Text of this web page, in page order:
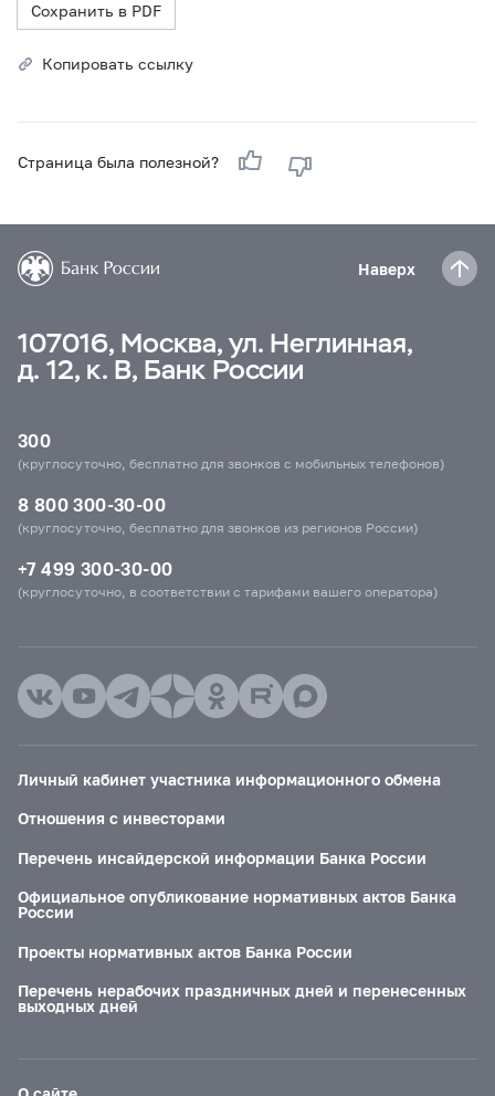
Сохранить в PDF
Копировать ссылку
Страница была полезной?
Наверх
107016, Москва, ул. Неглинная,
д. 12, к. В, Банк России
300
(круглосуточно, бесплатно для звонков с мобильных телефонов)
8 800 300-30-00
(круглосуточно, бесплатно для звонков из регионов России)
+7 499 300-30-00
(круглосуточно, в соответствии с тарифами вашего оператора)
Личный кабинет участника информационного обмена
Отношения с инвесторами
Перечень инсайдерской информации Банка России
Официальное опубликование нормативных актов Банка
России
Проекты нормативных актов Банка России
Перечень нерабочих праздничных дней и перенесенных
выходных дней